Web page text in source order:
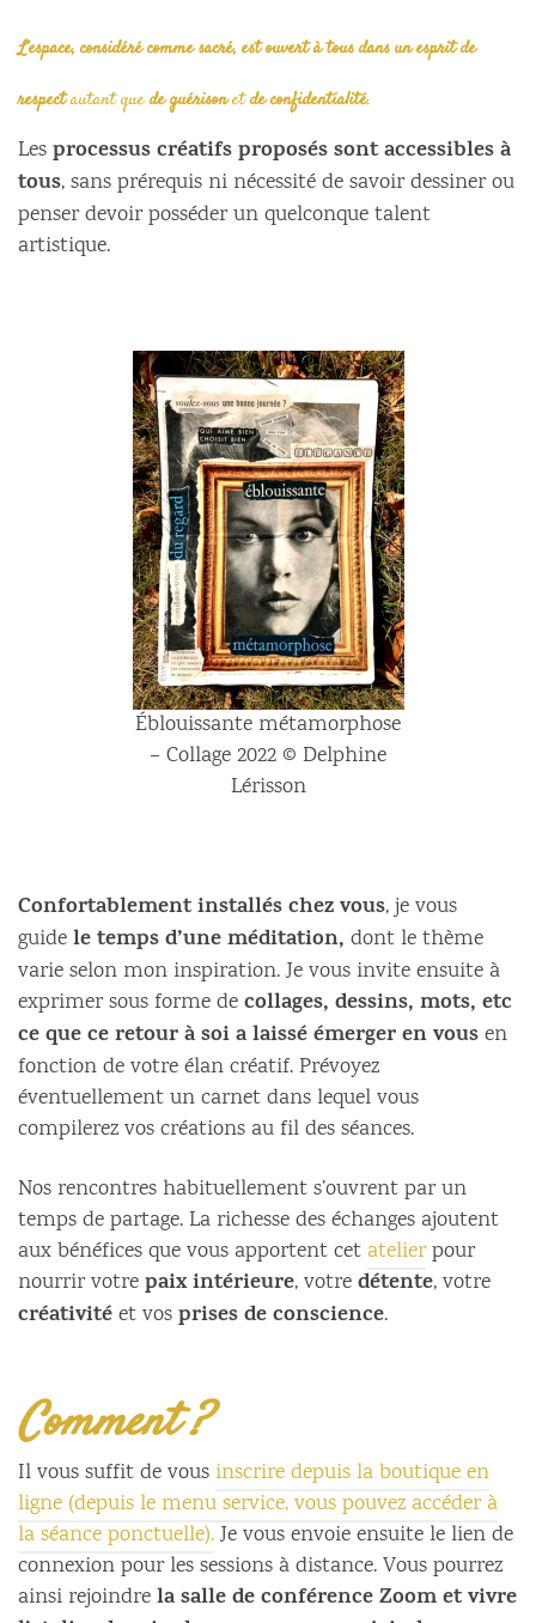
L’espace, considéré comme sacré, est ouvert à tous dans un esprit de
respectautant quede guérisonetde confidentialité.
Lesprocessus créatifs proposés sont accessibles à
tous, sans prérequis ni nécessité de savoir dessiner ou
penser devoir posséder un quelconque talent
artistique.
Éblouissante métamorphose
– Collage 2022 © Delphine
Lérisson
Confortablement installés chez vous, je vous
guidele temps d’une méditation, dont le thème
varie selon mon inspiration. Je vous invite ensuite à
exprimer sous forme decollages, dessins, mots, etc
ce que ce retour à soi a laissé émerger en vousen
fonction de votre élan créatif. Prévoyez
éventuellement un carnet dans lequel vous
compilerez vos créations au fil des séances.
Nos rencontres habituellement s’ouvrent par un
temps de partage. La richesse des échanges ajoutent
aux bénéfices que vous apportent cetatelierpour
nourrir votrepaix intérieure, votredétente, votre
créativitéet vosprises de conscience.
Comment ?
Il vous suffit de vous inscrire depuis la boutique en
ligne (depuis le menu service, vous pouvez accéder à
la séance ponctuelle).Je vous envoie ensuite le lien de
connexion pour les sessions à distance. Vous pourrez
ainsi rejoindrela salle de conférence Zoom et vivre